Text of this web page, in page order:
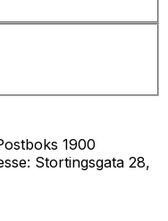
1900
Stortingsgata 28,